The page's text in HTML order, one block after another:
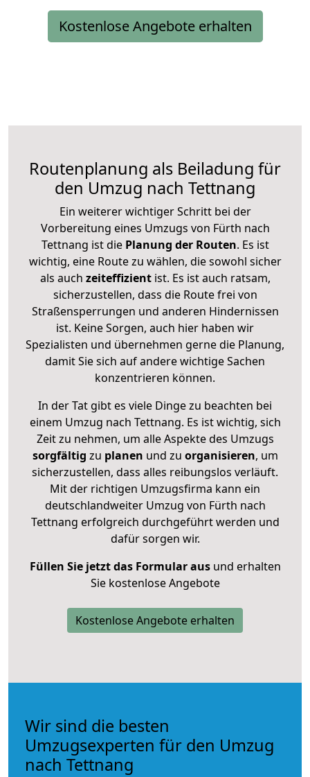
Kostenlose Angebote erhalten
Routenplanung als Beiladung für
den Umzug nach Tettnang
Ein weiterer wichtiger Schritt bei der
Vorbereitung eines Umzugs von Fürth nach
Tettnang ist diePlanung der Routen. Es ist
wichtig, eine Route zu wählen, die sowohl sicher
als auch zeiteffizientist. Es ist auch ratsam,
sicherzustellen, dass die Route frei von
Straßensperrungen und anderen Hindernissen
ist. Keine Sorgen, auch hier haben wir
Spezialisten und übernehmen gerne die Planung,
damit Sie sich auf andere wichtige Sachen
konzentrieren können.
In der Tat gibt es viele Dinge zu beachten bei
einem Umzug nach Tettnang. Es ist wichtig, sich
Zeit zu nehmen, um alle Aspekte des Umzugs
sorgfältig zu planen und zu organisieren, um
sicherzustellen, dass alles reibungslos verläuft.
Mit der richtigen Umzugsfirma kann ein
deutschlandweiter Umzug von Fürth nach
Tettnang erfolgreich durchgeführt werden und
dafür sorgen wir.
Füllen Sie jetzt das Formular ausund erhalten
Sie kostenlose Angebote
Kostenlose Angebote erhalten
Wir sind die besten
Umzugsexperten für den Umzug
nach Tettnang